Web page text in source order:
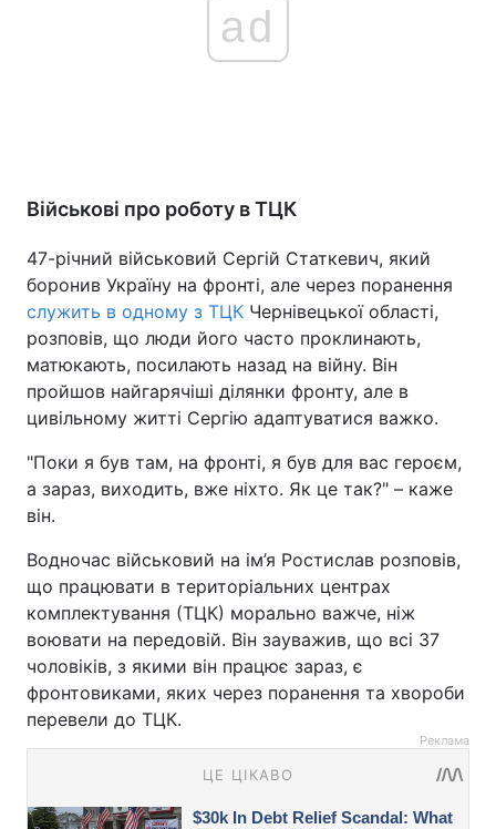
ad
Військові про роботу в ТЦК
47-річний військовий Сергій Статкевич, який
боронив Україну на фронті, але через поранення
служить в одному з ТЦК Чернівецької області,
розповів, що люди його часто проклинають,
матюкають, посилають назад на війну. Він
пройшов найгарячіші ділянки фронту, але в
цивільному житті Сергію адаптуватися важко.
"Поки я був там, на фронті, я був для вас героєм,
а зараз, виходить, вже ніхто. Як це так?" – каже
він.
Водночас військовий на ім’я Ростислав розповів,
що працювати в територіальних центрах
комплектування (ТЦК) морально важче, ніж
воювати на передовій. Він зауважив, що всі 37
чоловіків, з якими він працює зараз, є
фронтовиками, яких через поранення та хвороби
перевели до ТЦК.
Реклама